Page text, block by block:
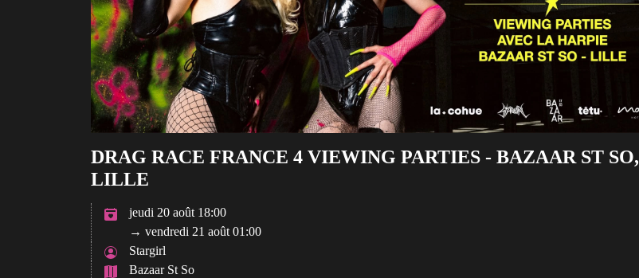
DRAG RACE FRANCE 4 VIEWING PARTIES - BAZAAR ST SO,
LILLE
jeudi 20 août 18:00
→ vendredi 21 août 01:00
Stargirl
Bazaar St So